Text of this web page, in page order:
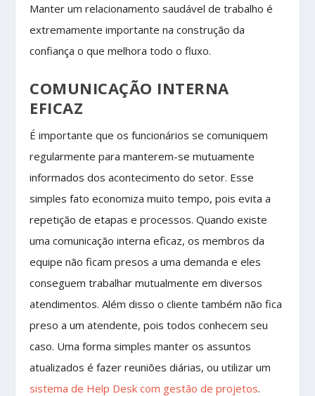
Manter um relacionamento saudável de trabalho é
extremamente importante na construção da
confiança o que melhora todo o fluxo.
COMUNICAÇÃO INTERNA
EFICAZ
É importante que os funcionários se comuniquem
regularmente para manterem-se mutuamente
informados dos acontecimento do setor. Esse
simples fato economiza muito tempo, pois evita a
repetição de etapas e processos. Quando existe
uma comunicação interna eficaz, os membros da
equipe não ficam presos a uma demanda e eles
conseguem trabalhar mutualmente em diversos
atendimentos. Além disso o cliente também não fica
preso a um atendente, pois todos conhecem seu
caso. Uma forma simples manter os assuntos
atualizados é fazer reuniões diárias, ou utilizar um
sistema de Help Desk com gestão de projetos.